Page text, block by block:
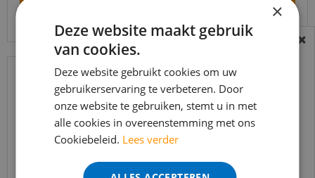
BEREIKBAARHEID
In verband met de vakantie periode zijn wij
t/m 14 augustus telefonisch helaas niet
bereikbaar.
Bestelling worden uiteraard verwerkt
echter iets minder snel dan wat je van ons
gewend bent.
×
Deze website maakt gebruik
van cookies.
Deze website gebruikt cookies om uw
gebruikerservaring te verbeteren. Door
onze website te gebruiken, stemt u in met
alle cookies in overeenstemming met ons
Cookiebeleid. Lees verder